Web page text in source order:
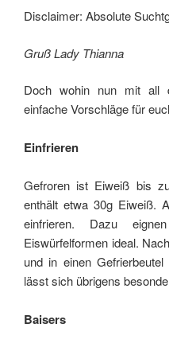
Disclaimer: Absolute
Gruß Lady Thianna
Doch wohin nun mit all
einfache Vorschläge für
Einfrieren
Gefroren ist Eiweiß bis
enthält etwa 30g Eiweiß.
einfrieren. Dazu
Eiswürfelformen ideal.
und in einen
lässt sich übrigens
Baisers